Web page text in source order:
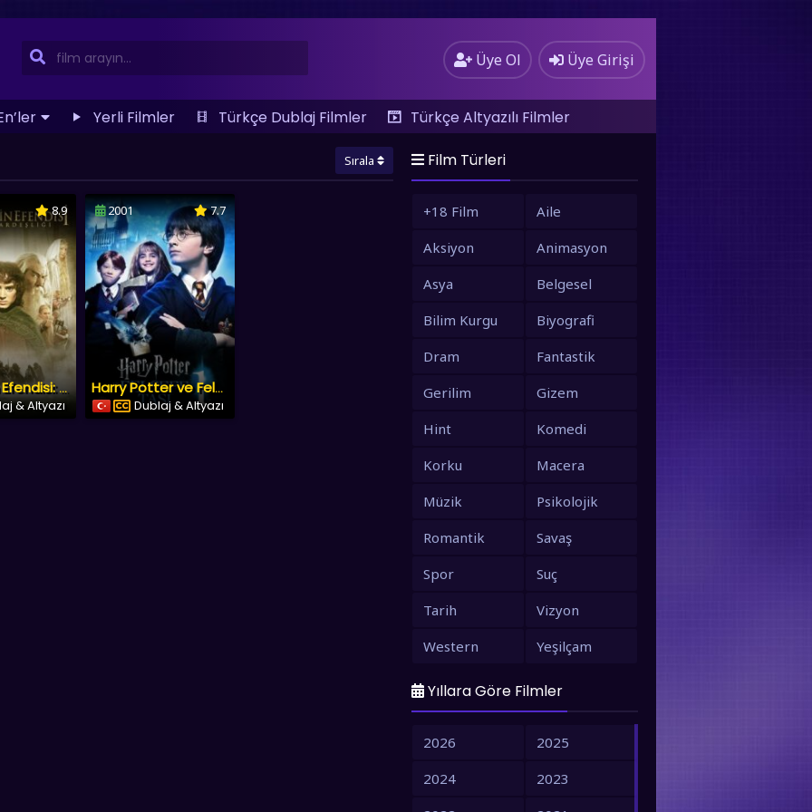
Üye Ol Üye Girişi
Yerli Filmler Türkçe Dublaj Filmler
Türkçe Altyazılı Filmler
Sırala
8.9
Yüzüklerin Efendisi: Yüzük Kardeşliği
& Altyazı
2001 7.7
Harry Potter ve Felsefe Taşı
Dublaj & Altyazı
Film Türleri
+18 Film
Aile
Aksiyon
Animasyon
Asya
Belgesel
Bilim Kurgu
Biyografi
Dram
Fantastik
Gerilim
Gizem
Hint
Komedi
Korku
Macera
Müzik
Psikolojik
Romantik
Savaş
Spor
Suç
Tarih
Vizyon
Western
Yeşilçam
Yıllara Göre Filmler
2026
2025
2024
2023